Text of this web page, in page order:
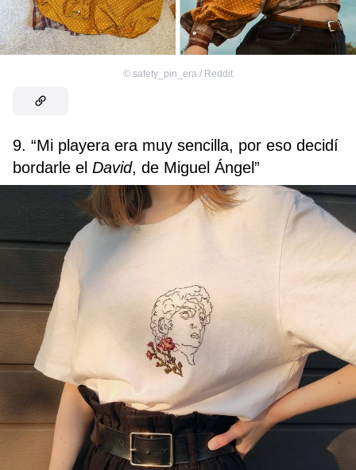
© safety_pin_era / Reddit
9. “Mi playera era muy sencilla, por eso decidí
bordarle el David, de Miguel Ángel”